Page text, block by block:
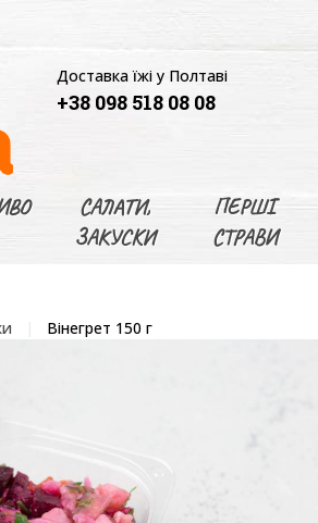
Доставка їжі у Полтаві
+38 098 518 08 08
САЛАТИ,
ЗАКУСКИ
ПЕРШІ
СТРАВИ
Вінегрет 150 г